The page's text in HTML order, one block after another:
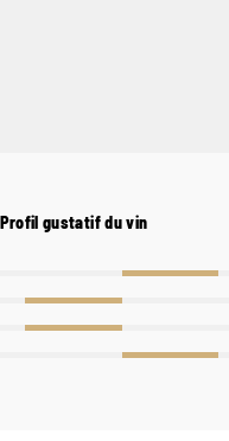
Profil gustatif du vin